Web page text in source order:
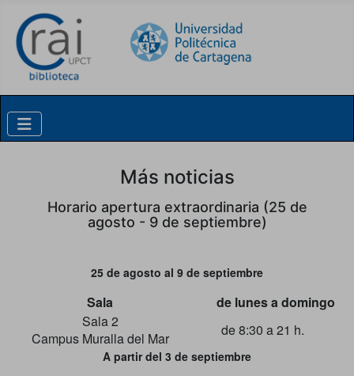
Más noticias
Horario apertura extraordinaria (25 de
agosto - 9 de septiembre)
25 de agosto al 9 de septiembre
Sala
de lunes a domingo
Sala 2
Campus Muralla del Mar
de 8:30 a 21 h.
A partir del 3 de septiembre